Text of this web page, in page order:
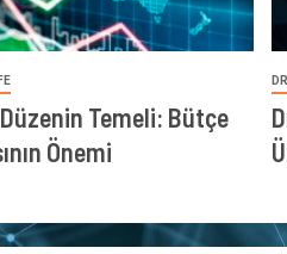
Temeli: Bütçe
Önemi